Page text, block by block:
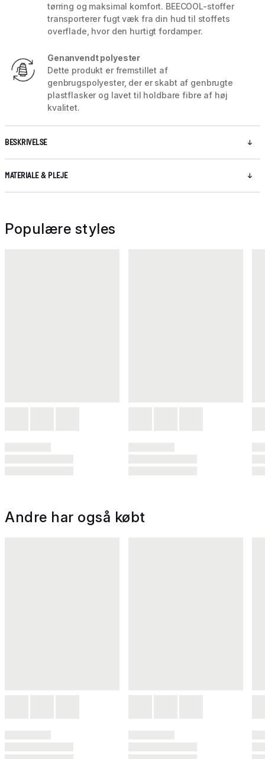
tørring og maksimal komfort. BEECOOL-stoffer
transporterer fugt væk fra din hud til stoffets
overflade, hvor den hurtigt fordamper.
Genanvendt polyester
Dette produkt er fremstillet af
genbrugspolyester, der er skabt af genbrugte
plastflasker og lavet til holdbare fibre af høj
kvalitet.
BESKRIVELSE
MATERIALE & PLEJE
Populære styles
Andre har også købt